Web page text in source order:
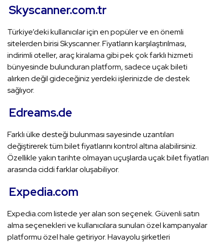
Skyscanner.com.tr
Türkiye’deki kullanıcılar için en popüler ve en önemli
sitelerden birisi Skyscanner. Fiyatların karşılaştırılması,
indirimli oteller, araç kiralama gibi pek çok farklı hizmeti
bünyesinde bulunduran platform, sadece uçak bileti
alırken değil gideceğiniz yerdeki işlerinizde de destek
sağlıyor.
Edreams.de
Farklı ülke desteği bulunması sayesinde uzantıları
değiştirerek tüm bilet fiyatlarını kontrol altına alabilirsiniz.
Özellikle yakın tarihte olmayan uçuşlarda uçak bilet fiyatları
arasında ciddi farklar oluşabiliyor.
Expedia.com
Expedia.com listede yer alan son seçenek. Güvenli satın
alma seçenekleri ve kullanıcılara sunulan özel kampanyalar
platformu özel hale getiriyor. Havayolu şirketleri